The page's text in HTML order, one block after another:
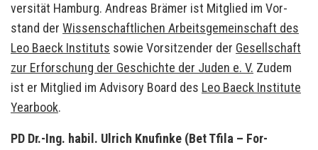
ver­si­tät Ham­burg. An­dre­as Brä­mer ist Mit­glied im Vor­
stand der Wis­sen­schaft­li­chen Ar­beits­ge­mein­schaft des
Leo Baeck In­sti­tuts sowie Vor­sit­zen­der der Ge­sell­schaft
zur Er­for­schung der Ge­schich­te der Juden e. V. Zudem
ist er Mit­glied im Ad­vi­so­ry Board des Leo Baeck In­sti­tu­te
Year­book.
PD Dr.-Ing. habil. Ul­rich Knu­fin­ke (Bet Tfila – For­